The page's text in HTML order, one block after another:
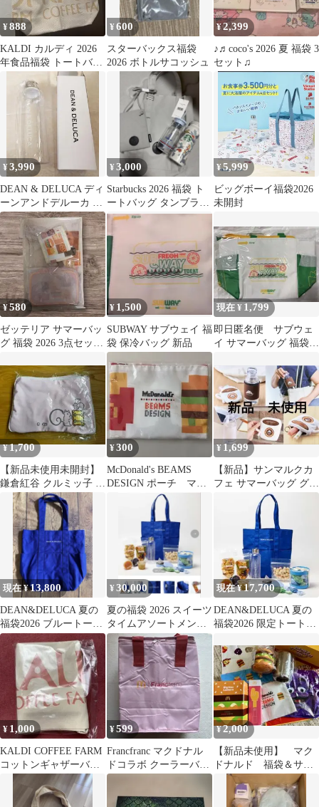
¥888
KALDI カルディ 2026
年食品福袋 トートバッ
¥600
スターバックス福袋
2026 ボトルサコッシュ
¥2,399
♪♬coco's 2026 夏 福袋 3
セット♫
¥3,990
DEAN & DELUCA ディ
ーンアンドデルーカ 夏
の福袋クリアボトル
550
¥3,000
Starbucks 2026 福袋 ト
ートバッグ タンブラー
セット
¥5,999
ビッグボーイ福袋2026
未開封
¥580
ゼッテリア サマーバッ
グ 福袋 2026 3点セット
¥ 1,500
SUBWAY サブウェイ 福
袋 保冷バッグ 新品
現在 ¥ 1,799
即日匿名便 サブウェ
イ サマーバッグ 福袋
ス
¥1,700
【新品未使用未開封】
鎌倉紅谷 クルミッ子 夏
の福袋2026 トラベルポ
ーチ
¥300
McDonald's BEAMS
DESIGN ポーチ マク
ドナルド 福袋
¥ 1,699
【新品】サンマルクカ
フェ サマーバッグ グッ
ズ3点セット 福袋
現在 ¥13,800
DEAN&DELUCA 夏の
福袋2026 ブルートート
バッグ
¥30,000
夏の福袋 2026 スイーツ
タイムアソートメン
ト 抜き取りなし 未
開封 送料込み
現在 ¥17,700
DEAN&DELUCA 夏の
福袋2026 限定トートバ
¥ 1,000
KALDI COFFEE FARM
コットンギャザーバッ
グ(2026サマー福袋)
¥599
Francfranc マクドナル
ドコラボ クーラーバッ
グ ピンク 福袋2026
¥2,000
【新品未使用】 マク
ドナルド 福袋＆サマ
ーチャンスバッグ
2025 まとめ売り